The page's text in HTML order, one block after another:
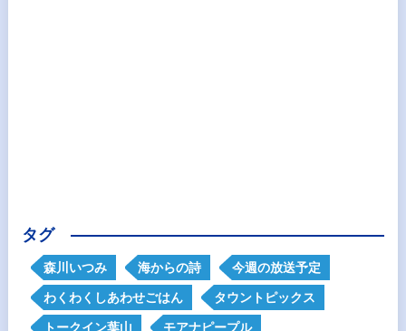
タグ
森川いつみ 海からの詩 今週の放送予定
わくわくしあわせごはん タウントピックス
トークイン葉山 モアナピープル